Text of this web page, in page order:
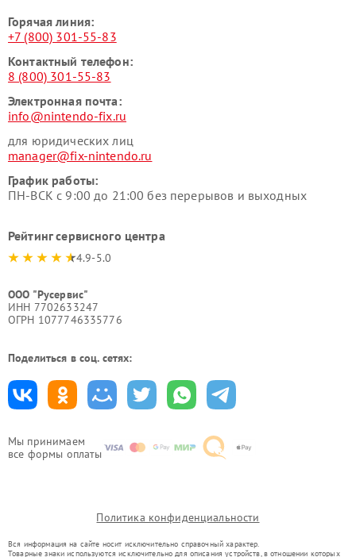
Мы принимаем
все формы оплаты
Горячая линия:
+7 (800) 301-55-83
Контактный телефон:
8 (800) 301-55-83
Электронная почта:
info@nintendo-fix.ru
для юридических лиц
manager@fix-nintendo.ru
График работы:
ПН-ВСК с 9:00 до 21:00 без перерывов и выходных
Рейтинг сервисного центра
4.9-5.0
ООО "Русервис"
ИНН 7702633247
ОГРН 1077746335776
Поделиться в соц. сетях:
Политика конфиденциальности
Вся информация на сайте носит исключительно справочный характер.
Товарные знаки используются исключительно для описания устройств, в отношении которых